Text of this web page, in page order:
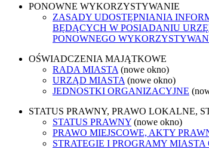
PONOWNE WYKORZYSTYWANIE
ZASADY UDOSTĘPNIANIA
BĘDĄCYCH W POSIADANIU
PONOWNEGO
OŚWIADCZENIA MAJĄTKOWE
RADA MIASTA (nowe okno)
URZĄD MIASTA (nowe okno)
JEDNOSTKI ORGANIZACYJNE
STATUS PRAWNY, PRAWO LOKALNE,
STATUS PRAWNY (nowe okno)
PRAWO MIEJSCOWE, AKTY
STRATEGIE I PROGRAMY MIASTA